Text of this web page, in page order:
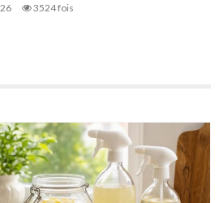
3524 fois